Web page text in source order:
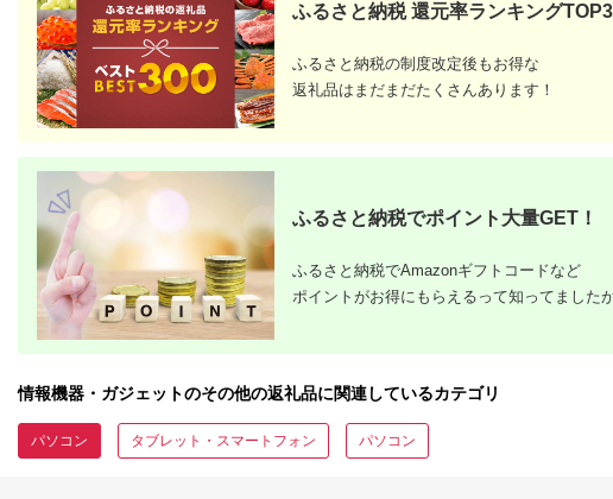
ふるさと納税 還元率ランキング
ふるさと納税の制度改定後もお得な
返礼品はまだまだたくさんあります！
ふるさと納税でポイント大量GET！
ふるさと納税でAmazonギフトコードなど
ポイントがお得にもらえるって知ってました
情報機器・ガジェットのその他の返礼品に関連しているカテゴリ
パソコン タブレット・スマートフォン パソコン